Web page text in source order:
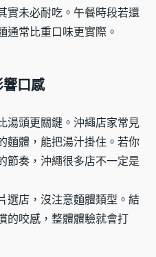
實未必耐吃。午餐時段若還
通常比重口味更實際。
口感
湯頭更關鍵。沖繩店家常見
麵體，能把湯汁掛住。若你
節奏，沖繩很多店不一定是
選店，沒注意麵體類型。結
的咬感，整體體驗就會打